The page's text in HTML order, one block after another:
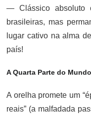
— Clássico absoluto
brasileiras, mas
lugar cativo na alma
país!
A Quarta Parte do
A orelha promete um
reais” (a malfadada